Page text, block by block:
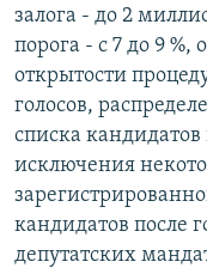
залога - до 2
порога - с 7 до 9
открытости
голосов,
списка
исключения
кандидатов после
депутатских